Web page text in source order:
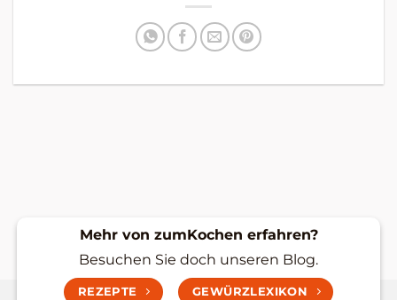
Mehr von zumKochen erfahren?
Besuchen Sie doch unseren Blog.
REZEPTE GEWÜRZLEXIKON